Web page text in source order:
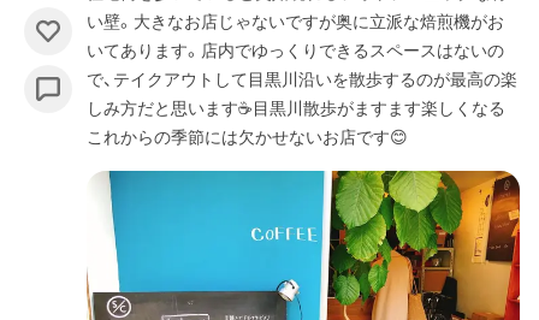
い壁。大きなお店じゃないですが奥に立派な焙煎機がお
いてあります。店内でゆっくりできるスペースはないの
で、テイクアウトして目黒川沿いを散歩するのが最高の楽
しみ方だと思います☕️目黒川散歩がますます楽しくなる
これからの季節には欠かせないお店です😊